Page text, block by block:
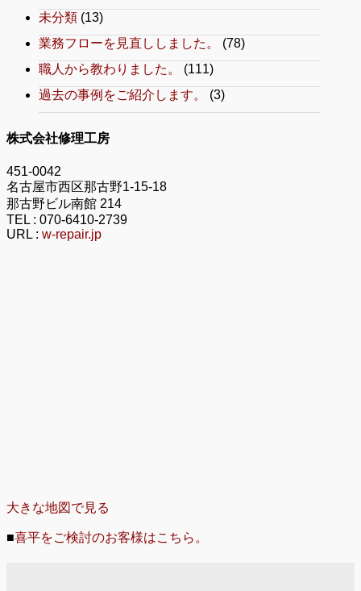
未分類 (13)
業務フローを見直ししました。
(78)
職人から教わりました。
(111)
過去の事例をご紹介します。
(3)
株式会社修理工房
451-0042
名古屋市西区那古野1-15-18
那古野ビル南館 214
TEL : 070-6410-2739
URL : w-repair.jp
大きな地図で見る
■喜平をご検討のお客様はこちら。